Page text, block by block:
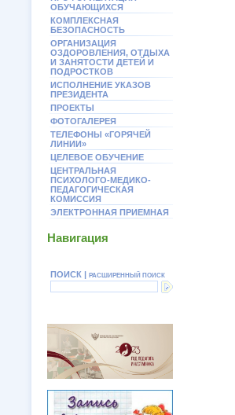
ОБУЧАЮЩИХСЯ
КОМПЛЕКСНАЯ
БЕЗОПАСНОСТЬ
ОРГАНИЗАЦИЯ
ОЗДОРОВЛЕНИЯ, ОТДЫХА
И ЗАНЯТОСТИ ДЕТЕЙ И
ПОДРОСТКОВ
ИСПОЛНЕНИЕ УКАЗОВ
ПРЕЗИДЕНТА
ПРОЕКТЫ
ФОТОГАЛЕРЕЯ
ТЕЛЕФОНЫ «ГОРЯЧЕЙ
ЛИНИИ»
ЦЕЛЕВОЕ ОБУЧЕНИЕ
ЦЕНТРАЛЬНАЯ
ПСИХОЛОГО-МЕДИКО-
ПЕДАГОГИЧЕСКАЯ
КОМИССИЯ
ЭЛЕКТРОННАЯ ПРИЕМНАЯ
Навигация
ПОИСК | РАСШИРЕННЫЙ ПОИСК